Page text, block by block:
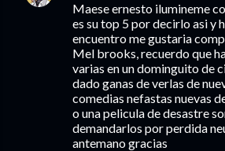
Maese ernesto ilumineme
es su top 5 por decirlo asi y
encuentro me gustaria
Mel brooks, recuerdo que
varias en un dominguito de
dado ganas de verlas de
comedias nefastas nuevas
o una pelicula de desastre
demandarlos por perdida
antemano gracias